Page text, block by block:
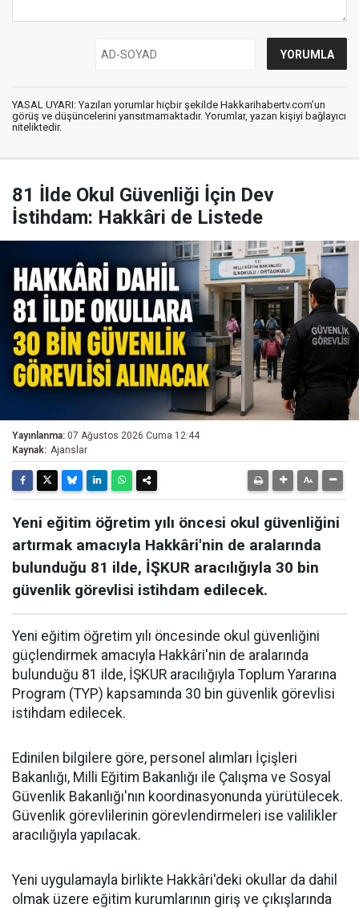
YASAL UYARI: Yazılan yorumlar hiçbir şekilde Hakkarihabertv.com’un
görüş ve düşüncelerini yansıtmamaktadır. Yorumlar, yazan kişiyi bağlayıcı
niteliktedir.
81 İlde Okul Güvenliği İçin Dev
İstihdam: Hakkâri de Listede
Yayınlanma: 07 Ağustos 2026 Cuma 12:44
Kaynak: Ajanslar
Yeni eğitim öğretim yılı öncesi okul güvenliğini
artırmak amacıyla Hakkâri'nin de aralarında
bulunduğu 81 ilde, İŞKUR aracılığıyla 30 bin
güvenlik görevlisi istihdam edilecek.
Yeni eğitim öğretim yılı öncesinde okul güvenliğini
güçlendirmek amacıyla Hakkâri'nin de aralarında
bulunduğu 81 ilde, İŞKUR aracılığıyla Toplum Yararına
Program (TYP) kapsamında 30 bin güvenlik görevlisi
istihdam edilecek.
Edinilen bilgilere göre, personel alımları İçişleri
Bakanlığı, Milli Eğitim Bakanlığı ile Çalışma ve Sosyal
Güvenlik Bakanlığı'nın koordinasyonunda yürütülecek.
Güvenlik görevlilerinin görevlendirmeleri ise valilikler
aracılığıyla yapılacak.
Yeni uygulamayla birlikte Hakkâri'deki okullar da dahil
olmak üzere eğitim kurumlarının giriş ve çıkışlarında